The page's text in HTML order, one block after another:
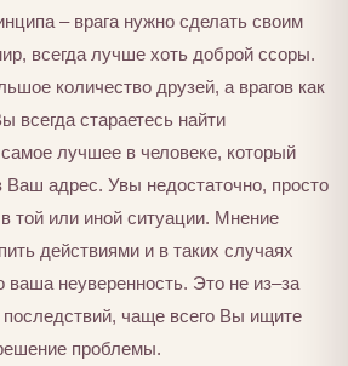
– врага нужно сделать своим
всегда лучше хоть доброй ссоры.
количество друзей, а врагов как
всегда стараетесь найти
лучшее в человеке, который
Ваш адрес. Увы недостаточно, просто
в той или иной ситуации. Мнение
действиями и в таких случаях
ваша неуверенность. Это не из–за
последствий, чаще всего Вы ищите
проблемы.